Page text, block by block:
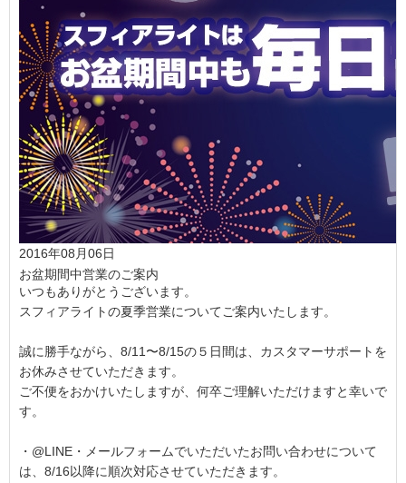
2016年08月06日
お盆期間中営業のご案内
いつもありがとうございます。
スフィアライトの夏季営業についてご案内いたします。
誠に勝手ながら、8/11〜8/15の５日間は、カスタマーサポートを
お休みさせていただきます。
ご不便をおかけいたしますが、何卒ご理解いただけますと幸いで
す。
・@LINE・メールフォームでいただいたお問い合わせについて
は、8/16以降に順次対応させていただきます。